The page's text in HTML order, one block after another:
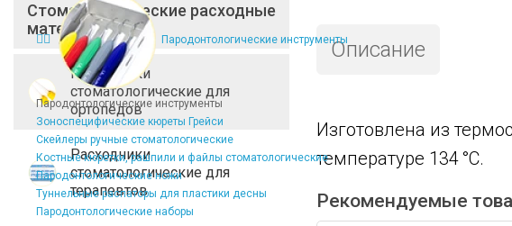
Пародонтологические инструменты
Пародонтологические инструменты
Зоноспецифические кюреты Грейси
Скейлеры ручные стоматологические
Костные кюретки, рашпили и файлы стоматологические
Пародонтологические ножи
Туннельные распаторы для пластики десны
Пародонтологические наборы
Стоматологические расходные
материалы
Расходники
стоматологические для
ортопедов
Расходники
стоматологические для
терапевтов
Описание
Изготовлена из
температуре 134 °C.
Рекомендуемые